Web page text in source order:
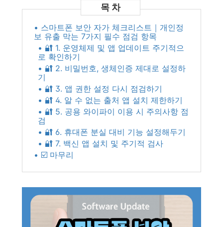
• 스마트폰 보안 자가 체크리스트｜개인정
보 유출 막는 7가지 필수 점검 항목
• 🔐 1. 운영체제 및 앱 업데이트 주기적으
로 확인하기
• 🔐 2. 비밀번호, 생체인증 제대로 설정하
기
• 🔐 3. 앱 권한 설정 다시 점검하기
• 🔐 4. 알 수 없는 출처 앱 설치 제한하기
• 🔐 5. 공용 와이파이 이용 시 주의사항 점
검
• 🔐 6. 휴대폰 분실 대비 기능 설정해두기
• 🔐 7. 백신 앱 설치 및 주기적 검사
• ☑️ 마무리